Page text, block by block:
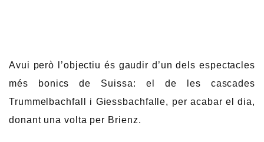
Avui però l’objectiu és gaudir d’un dels espectacles
més bonics de Suissa: el de les cascades
Trummelbachfall i Giessbachfalle, per acabar el dia,
donant una volta per Brienz.